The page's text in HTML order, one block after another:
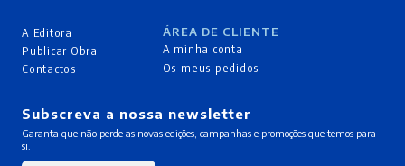
A Editora
Publicar Obra
Contactos
ÁREA DE CLIENTE
A minha conta
Os meus pedidos
Subscreva a nossa newsletter
Garanta que não perde as novas edições, campanhas e promoções que temos para
si.